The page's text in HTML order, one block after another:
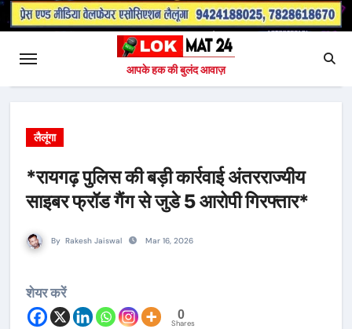
आपके हक की बुलंद आवाज़
लैलूंगा
*रायगढ़ पुलिस की बड़ी कार्रवाई अंतरराज्यीय
साइबर फ्रॉड गैंग से जुडे 5 आरोपी गिरफ्तार*
By Rakesh Jaiswal Mar 16, 2026
शेयर करें
0
Shares